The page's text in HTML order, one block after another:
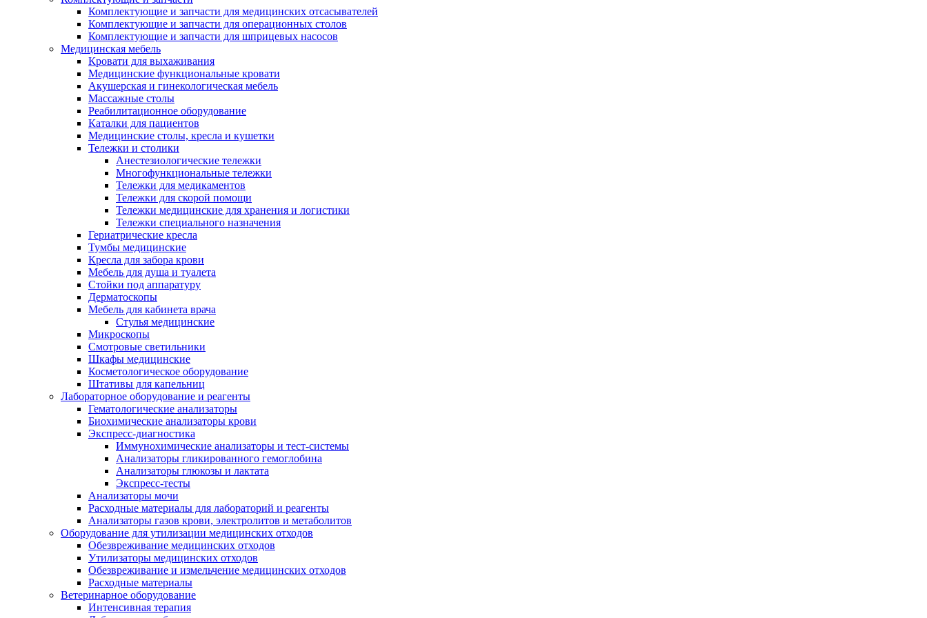
Комплектующие и запчасти для медицинских отсасывателей
Комплектующие и запчасти для операционных столов
Комплектующие и запчасти для шприцевых насосов
Медицинская мебель
Кровати для выхаживания
Медицинские функциональные кровати
Акушерская и гинекологическая мебель
Массажные столы
Реабилитационное оборудование
Каталки для пациентов
Медицинские столы, кресла и кушетки
Тележки и столики
Анестезиологические тележки
Многофункциональные тележки
Тележки для медикаментов
Тележки для скорой помощи
Тележки медицинские для хранения и логистики
Тележки специального назначения
Гериатрические кресла
Тумбы медицинские
Кресла для забора крови
Мебель для душа и туалета
Стойки под аппаратуру
Дерматоскопы
Мебель для кабинета врача
Стулья медицинские
Микроскопы
Смотровые светильники
Шкафы медицинские
Косметологическое оборудование
Штативы для капельниц
Лабораторное оборудование и реагенты
Гематологические анализаторы
Биохимические анализаторы крови
Экспресс-диагностика
Иммунохимические анализаторы и тест-системы
Анализаторы гликированного гемоглобина
Анализаторы глюкозы и лактата
Экспресс-тесты
Анализаторы мочи
Расходные материалы для лабораторий и реагенты
Анализаторы газов крови, электролитов и метаболитов
Оборудование для утилизации медицинских отходов
Обезвреживание медицинских отходов
Утилизаторы медицинских отходов
Обезвреживание и измельчение медицинских отходов
Расходные материалы
Ветеринарное оборудование
Интенсивная терапия